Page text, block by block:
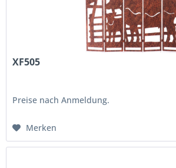
XF505
Preise nach Anmeldung.
Merken